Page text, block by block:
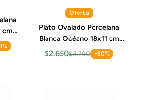
cm
Oferta
Plato Ovalado Porcelana
Blanca Océano 18x11 cm
Costa Verde
$2.650$3.790 -30%